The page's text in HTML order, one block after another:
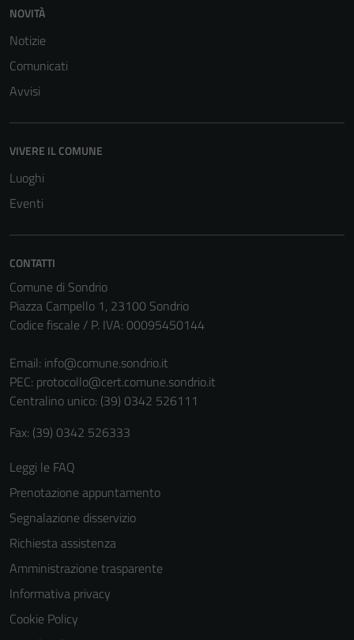
NOVITÀ
Notizie
Comunicati
Avvisi
VIVERE IL COMUNE
Luoghi
Eventi
CONTATTI
Comune di Sondrio
Piazza Campello 1, 23100 Sondrio
Codice fiscale / P. IVA: 00095450144
Email: info@comune.sondrio.it
PEC: protocollo@cert.comune.sondrio.it
Centralino unico: (39) 0342 526111
Fax: (39) 0342 526333
Leggi le FAQ
Prenotazione appuntamento
Segnalazione disservizio
Richiesta assistenza
Amministrazione trasparente
Informativa privacy
Cookie Policy
Questi cookie
essere
personali.